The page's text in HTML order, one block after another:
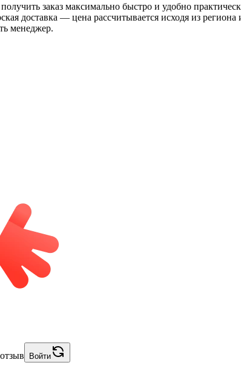
заказ максимально быстро и удобно
доставка — цена рассчитывается исходя из
менеджер.
Войти